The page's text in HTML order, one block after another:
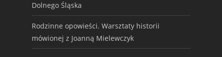
Dolnego Śląska
Rodzinne opowieści. Warsztaty historii
mówionej z Joanną Mielewczyk